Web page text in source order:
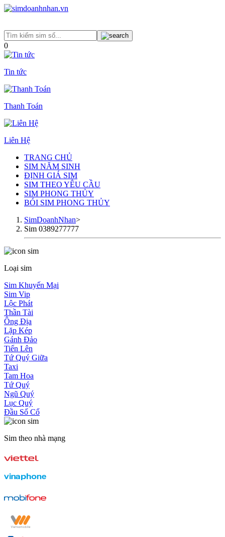
0
Tin tức
Thanh Toán
Liên Hệ
TRANG CHỦ
SIM NĂM SINH
ĐỊNH GIÁ SIM
SIM THEO YÊU CẦU
SIM PHONG THỦY
BÓI SIM PHONG THỦY
SimDoanhNhan>
Sim 0389277777
Loại sim
Sim Khuyến Mại
Sim Vip
Lộc Phát
Thần Tài
Ông Địa
Lặp Kép
Gánh Đảo
Tiến Lên
Tứ Quý Giữa
Taxi
Tam Hoa
Tứ Quý
Ngũ Quý
Lục Quý
Đầu Số Cổ
Sim theo nhà mạng